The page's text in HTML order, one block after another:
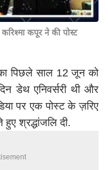
कपूर ने की पोस्ट
पिछले साल 12 जून को
डेथ एनिवर्सरी थी और
पर एक पोस्ट के ज़रिए
श्रद्धांजलि दी.